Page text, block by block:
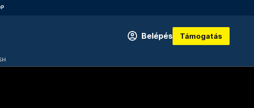
Belépés Támogatás